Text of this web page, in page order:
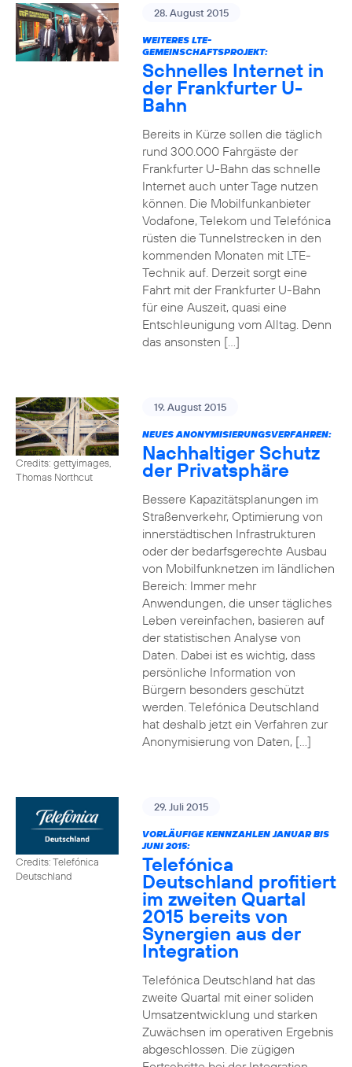
28. August 2015
WEITERES LTE-
GEMEINSCHAFTSPROJEKT:
Schnelles Internet in
der Frankfurter U-
Bahn
Bereits in Kürze sollen die täglich
rund 300.000 Fahrgäste der
Frankfurter U-Bahn das schnelle
Internet auch unter Tage nutzen
können. Die Mobilfunkanbieter
Vodafone, Telekom und Telefónica
rüsten die Tunnelstrecken in den
kommenden Monaten mit LTE-
Technik auf. Derzeit sorgt eine
Fahrt mit der Frankfurter U-Bahn
für eine Auszeit, quasi eine
Entschleunigung vom Alltag. Denn
das ansonsten […]
Credits: gettyimages,
Thomas Northcut
19. August 2015
NEUES ANONYMISIERUNGSVERFAHREN:
Nachhaltiger Schutz
der Privatsphäre
Bessere Kapazitätsplanungen im
Straßenverkehr, Optimierung von
innerstädtischen Infrastrukturen
oder der bedarfsgerechte Ausbau
von Mobilfunknetzen im ländlichen
Bereich: Immer mehr
Anwendungen, die unser tägliches
Leben vereinfachen, basieren auf
der statistischen Analyse von
Daten. Dabei ist es wichtig, dass
persönliche Information von
Bürgern besonders geschützt
werden. Telefónica Deutschland
hat deshalb jetzt ein Verfahren zur
Anonymisierung von Daten, […]
Credits: Telefónica
Deutschland
29. Juli 2015
VORLÄUFIGE KENNZAHLEN JANUAR BIS
JUNI 2015:
Telefónica
Deutschland profitiert
im zweiten Quartal
2015 bereits von
Synergien aus der
Integration
Telefónica Deutschland hat das
zweite Quartal mit einer soliden
Umsatzentwicklung und starken
Zuwächsen im operativen Ergebnis
abgeschlossen. Die zügigen